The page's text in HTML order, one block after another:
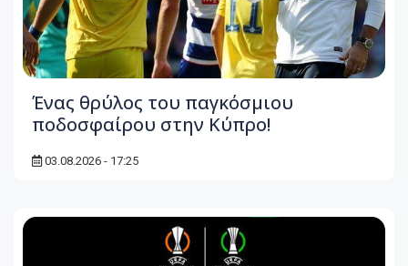
Ένας θρύλος του παγκόσμιου
ποδοσφαίρου στην Κύπρο!
03.08.2026 - 17:25